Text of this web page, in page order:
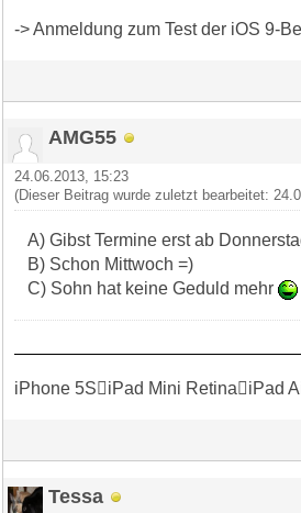
-> Anmeldung zum Test der iOS 9-
AMG55
24.06.2013, 15:23
(Dieser Beitrag wurde zuletzt bearbeitet:
A) Gibst Termine erst ab
B) Schon Mittwoch =)
C) Sohn hat keine Geduld mehr
iPhone 5SiPad Mini RetinaiPad
Tessa